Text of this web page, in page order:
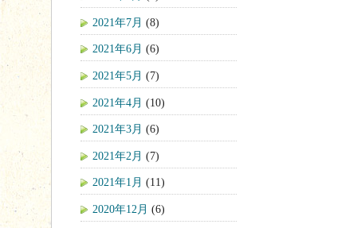
2021年7月 (8)
2021年6月 (6)
2021年5月 (7)
2021年4月 (10)
2021年3月 (6)
2021年2月 (7)
2021年1月 (11)
2020年12月 (6)